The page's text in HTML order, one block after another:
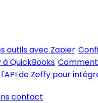
outils avec Zapier
QuickBooks
de Zeffy pour
contact